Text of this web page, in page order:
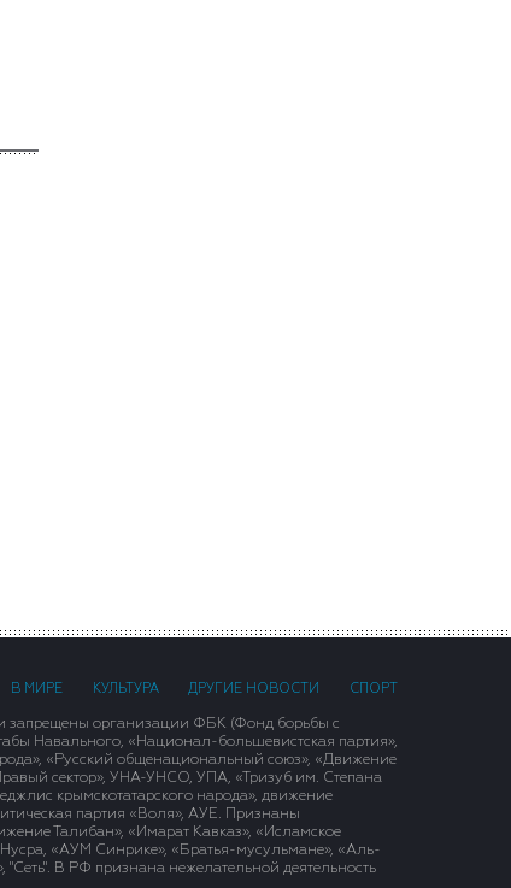
В МИРЕ КУЛЬТУРА ДРУГИЕ НОВОСТИ СПОРТ
запрещены организации ФБК (Фонд борьбы с
Навального, «Национал-большевистская партия»,
«Русский общенациональный союз», «Движение
сектор», УНА-УНСО, УПА, «Тризуб им. Степана
крымскотатарского народа», движение
партия «Воля», АУЕ. Признаны
Талибан», «Имарат Кавказ», «Исламское
«АУМ Синрике», «Братья-мусульмане», «Аль-
"Сеть". В РФ признана нежелательной деятельность